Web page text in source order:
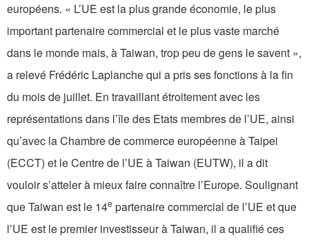
européens. « L’UE est la plus grande économie, le plus
important partenaire commercial et le plus vaste marché
dans le monde mais, à Taiwan, trop peu de gens le savent »,
a relevé Frédéric Laplanche qui a pris ses fonctions à la fin
du mois de juillet. En travaillant étroitement avec les
représentations dans l’île des Etats membres de l’UE, ainsi
qu’avec la Chambre de commerce européenne à Taipei
(ECCT) et le Centre de l’UE à Taiwan (EUTW), il a dit
vouloir s’atteler à mieux faire connaître l’Europe. Soulignant
que Taiwan est le 14e partenaire commercial de l’UE et que
l’UE est le premier investisseur à Taiwan, il a qualifié ces